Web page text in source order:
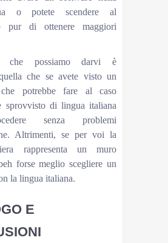
o potete scendere al
pur di ottenere maggiori
che possiamo darvi è
che se avete visto un
che potrebbe fare al caso
sprovvisto di lingua italiana
senza problemi
Altrimenti, se per voi la
rappresenta un muro
forse meglio scegliere un
la lingua italiana.
E